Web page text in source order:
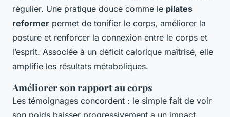
régulier. Une pratique douce comme le pilates
reformer permet de tonifier le corps, améliorer la
posture et renforcer la connexion entre le corps et
l’esprit. Associée à un déficit calorique maîtrisé, elle
amplifie les résultats métaboliques.
Améliorer son rapport au corps
Les témoignages concordent : le simple fait de voir
son poids baisser progressivement a un impact